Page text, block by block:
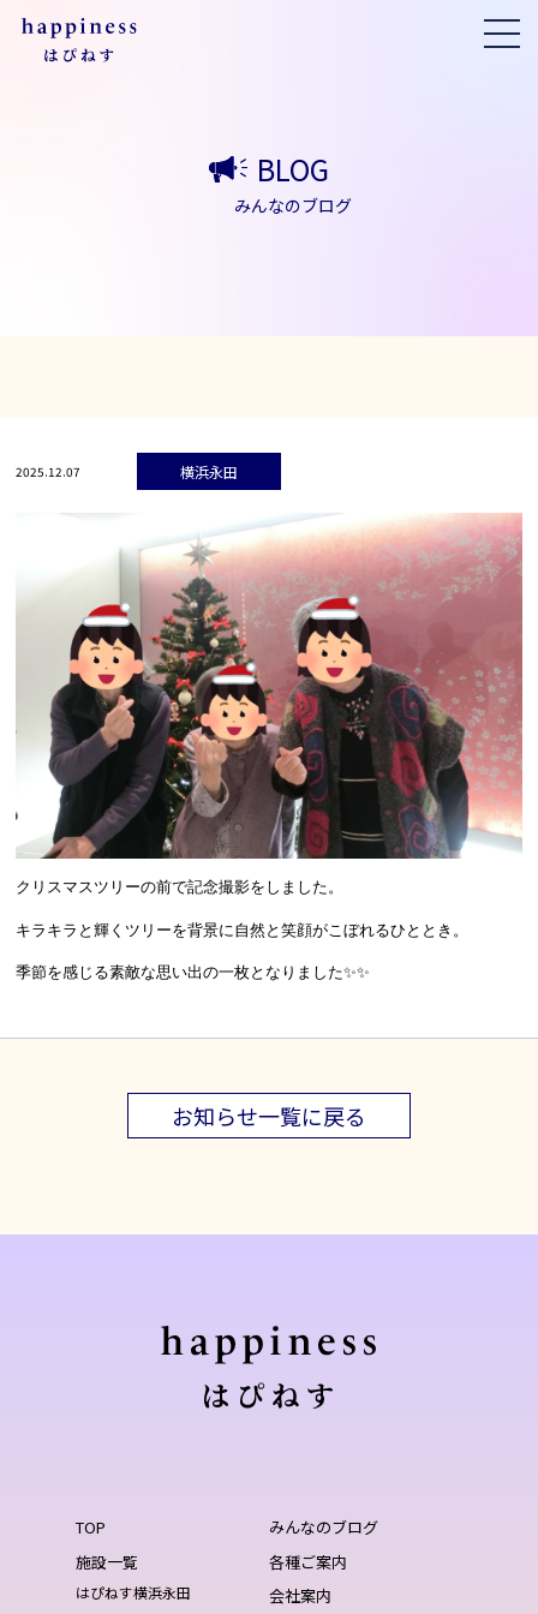
BLOG
みんなのブログ
2025.12.07 横浜永田
クリスマスツリーの前で記念撮影をしました。
キラキラと輝くツリーを背景に自然と笑顔がこぼれるひととき。
季節を感じる素敵な思い出の一枚となりました✨✨
お知らせ一覧に戻る
TOP
みんなのブログ
施設一覧
はぴねす横浜永田
各種ご案内
会社案内